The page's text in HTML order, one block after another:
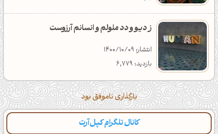
ز دیو و دد ملولم و انسانم آرزوست
انتشار: 1400/10/09
بازدید: 6,779
بارگذاری ناموفق بود
کانال تلگرام کپل‌آرت